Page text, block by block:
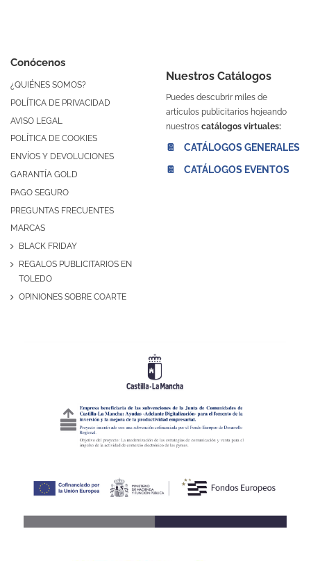
Conócenos
¿QUIÉNES SOMOS?
POLÍTICA DE PRIVACIDAD
AVISO LEGAL
POLÍTICA DE COOKIES
ENVÍOS Y DEVOLUCIONES
GARANTÍA GOLD
PAGO SEGURO
PREGUNTAS FRECUENTES
MARCAS
BLACK FRIDAY
REGALOS PUBLICITARIOS EN
TOLEDO
OPINIONES SOBRE COARTE
Nuestros Catálogos
Puedes descubrir miles de
artículos publicitarios hojeando
nuestros catálogos virtuales:
📔 CATÁLOGOS GENERALES
📔 CATÁLOGOS EVENTOS